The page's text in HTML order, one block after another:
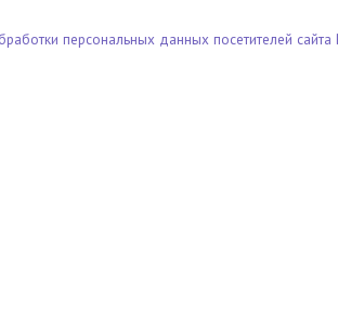
персональных данных посетителей